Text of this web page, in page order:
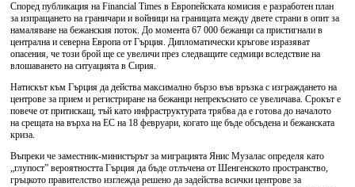
Според публикация на Financial Times в Европейската комисия е разработен план
за изпращането на граничари и войници на границата между двете страни в опит за
намаляване на бежанския поток. До момента 67 000 бежанци са пристигнали в
централна и северна Европа от Гърция. Дипломатически кръгове изразяват
опасения, че този брой ще се увеличи през следващите седмици вследствие на
влошаването на ситуацията в Сирия.
Натискът към Гърция да действа максимално бързо във връзка с изграждането на
центрове за прием и регистриране на бежанци непрекъснато се увеличава. Срокът е
повече от притискащ, тъй като инфраструктурата трябва да е готова до началото
на срещата на върха на ЕС на 18 февруари, когато ще бъде обсъдена и бежанската
криза.
Въпреки че заместник-министърът за миграцията Янис Музалас определя като
„глупост” вероятността Гърция да бъде отлъчена от Шенгенското пространство,
гръцкото правителство изглежда решено да задейства всички центрове за